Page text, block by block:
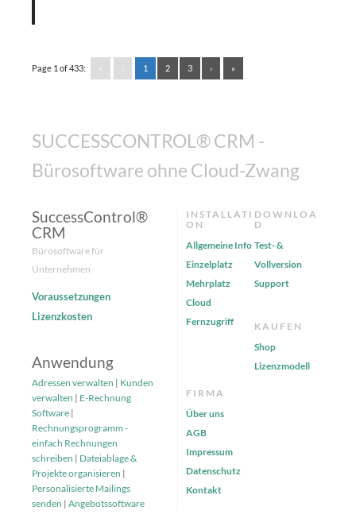
Page 1 of 433: « ‹ 1 2 3 › »
SUCCESSCONTROL® CRM -
Bürosoftware ohne Cloud-Zwang
SuccessControl®
CRM
Bürosoftware für
Unternehmen
Voraussetzungen
Lizenzkosten
Anwendung
Adressen verwalten | Kunden
verwalten | E-Rechnung
Software |
Rechnungsprogramm -
einfach Rechnungen
schreiben | Dateiablage &
Projekte organisieren |
Personalisierte Mailings
senden | Angebotssoftware
INSTALLATI
ON
Allgemeine Info
Einzelplatz
Mehrplatz
Cloud
Fernzugriff
DOWNLOA
D
Test- &
Vollversion
Support
KAUFEN
Shop
Lizenzmodell
FIRMA
Über uns
AGB
Impressum
Datenschutz
Kontakt